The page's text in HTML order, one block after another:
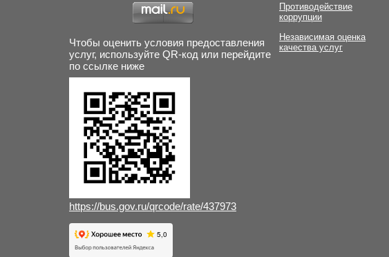
Чтобы оценить условия предоставления
услуг, используйте QR-код или перейдите
по ссылке ниже
https://bus.gov.ru/qrcode/rate/437973
Противодействие
коррупции
Независимая оценка
качества услуг